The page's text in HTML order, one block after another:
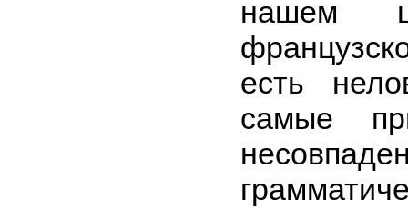
нашем
есть
самые